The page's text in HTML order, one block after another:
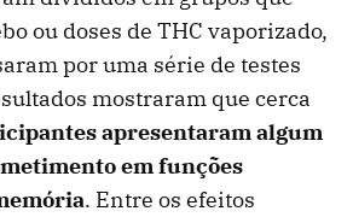
ou doses de THC vaporizado,
por uma série de testes
mostraram que cerca
apresentaram algum
em funções
. Entre os efeitos